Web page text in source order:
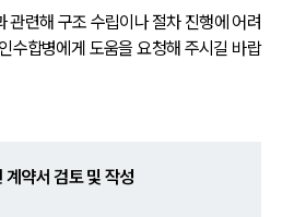
관련해 구조 수립이나 절차 진행에 어려
수합병에게 도움을 요청해 주시길 바랍
약서 검토 및 작성